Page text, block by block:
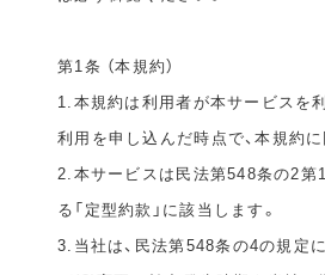
第1条 （本規約）
1.本規約は利用者が本サービスを
利用を申し込んだ時点で、本規約
2.本サービスは民法第548条の2第1
る「定型約款」に該当します。
3.当社は、民法第548条の4の規定